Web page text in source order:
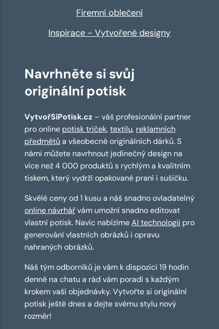
Firemní oblečení
Inspirace - Vytvořené designy
Navrhněte si svůj
originální potisk
VytvořSiPotisk.cz – váš profesionální partner
pro online potisk triček,textilu, reklamních
předmětů a všeobecně originálních dárků. S
námi můžete navrhnout jedinečný design na
více než 4 000 produktů s rychlým a kvalitním
tiskem, který vydrží opakované praní i sušičku.
Skvělé ceny od 1 kusu a náš snadno ovladatelný
online návrhářvám umožní snadno editovat
vlastní potisk. Navíc nabízímeAI technologii pro
generování vlastních obrázků i opravu
nahraných obrázků.
Náš tým odborníků je vám k dispozici 19 hodin
denně na chatu a rád vám poradí s každým
krokem vaší objednávky. Vytvořte si originální
potisk ještě dnes a dejte svému stylu nový
rozměr!